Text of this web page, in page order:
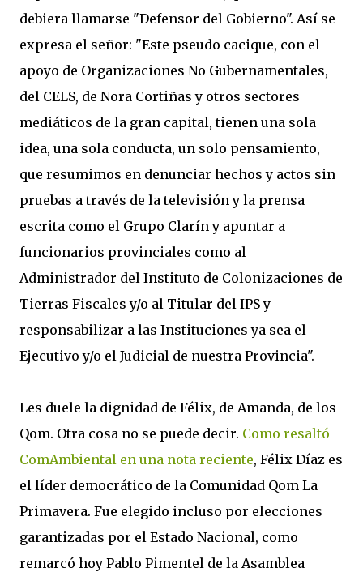
debiera llamarse "Defensor del Gobierno". Así se
expresa el señor: "Este pseudo cacique, con el
apoyo de Organizaciones No Gubernamentales,
del CELS, de Nora Cortiñas y otros sectores
mediáticos de la gran capital, tienen una sola
idea, una sola conducta, un solo pensamiento,
que resumimos en denunciar hechos y actos sin
pruebas a través de la televisión y la prensa
escrita como el Grupo Clarín y apuntar a
funcionarios provinciales como al
Administrador del Instituto de Colonizaciones de
Tierras Fiscales y/o al Titular del IPS y
responsabilizar a las Instituciones ya sea el
Ejecutivo y/o el Judicial de nuestra Provincia".
Les duele la dignidad de Félix, de Amanda, de los
Qom. Otra cosa no se puede decir. Como resaltó
ComAmbiental en una nota reciente, Félix Díaz es
el líder democrático de la Comunidad Qom La
Primavera. Fue elegido incluso por elecciones
garantizadas por el Estado Nacional, como
remarcó hoy Pablo Pimentel de la Asamblea